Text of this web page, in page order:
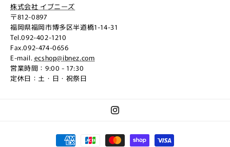
株式会社 イブニーズ
〒812-0897
福岡県福岡市博多区半道橋1-14-31
Tel.092-402-1210
Fax.092-474-0656
E-mail. ecshop@ibnez.com
営業時間：9:00 - 17:30
定休日：土・日・祝祭日
Instagram
決